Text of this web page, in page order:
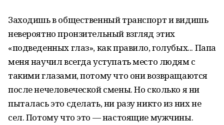
Заходишь в общественный транспорт и видишь
невероятно пронзительный взгляд этих
«подведенных глаз», как правило, голубых... Папа
меня научил всегда уступать место людям с
такими глазами, потому что они возвращаются
после нечеловеческой смены. Но сколько я ни
пыталась это сделать, ни разу никто из них не
сел. Потому что это — настоящие мужчины.